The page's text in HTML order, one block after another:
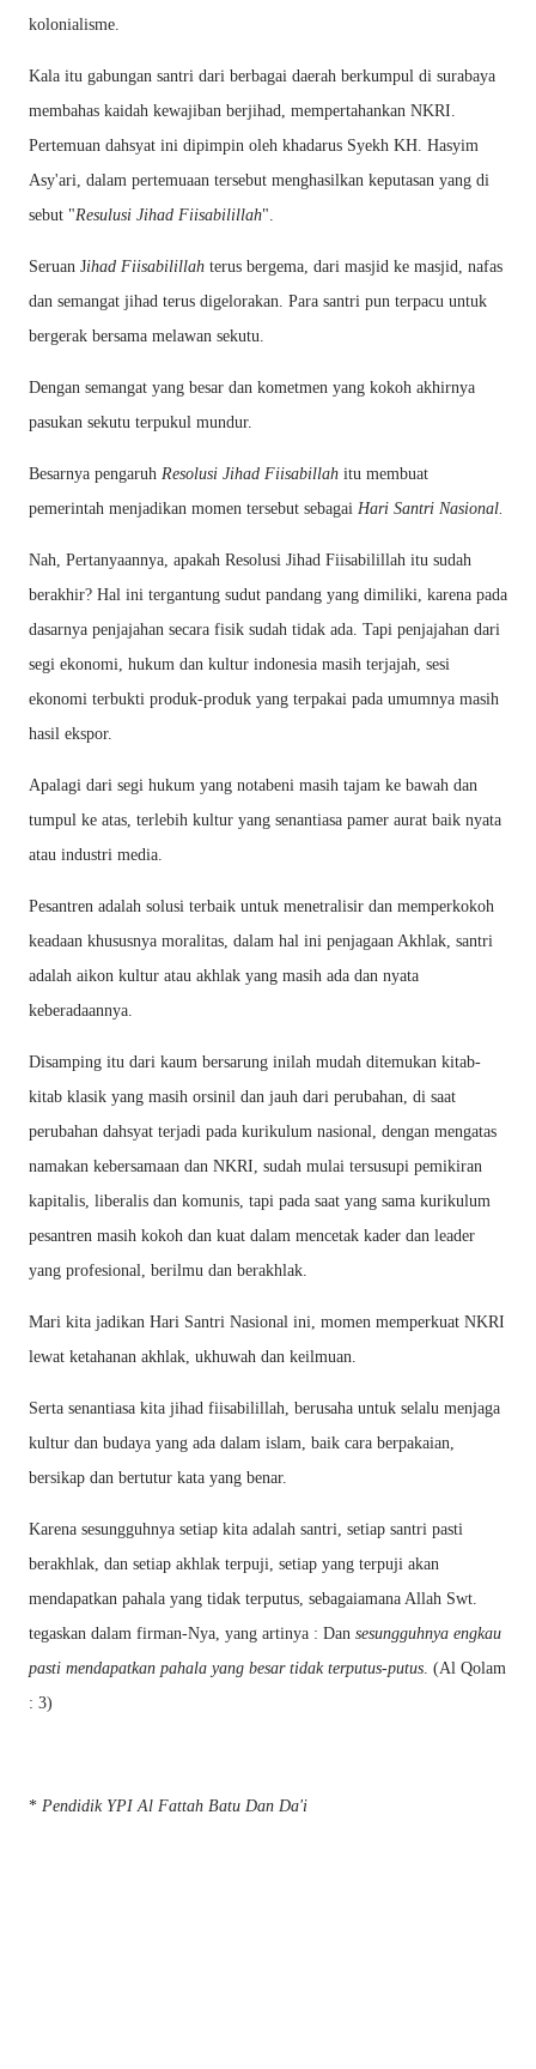
kolonialisme.
Kala itu gabungan santri dari berbagai daerah berkumpul di surabaya
membahas kaidah kewajiban berjihad, mempertahankan NKRI.
Pertemuan dahsyat ini dipimpin oleh khadarus Syekh KH. Hasyim
Asy'ari, dalam pertemuaan tersebut menghasilkan keputasan yang di
sebut "Resulusi Jihad Fiisabilillah".
Seruan Jihad Fiisabilillah terus bergema, dari masjid ke masjid, nafas
dan semangat jihad terus digelorakan. Para santri pun terpacu untuk
bergerak bersama melawan sekutu.
Dengan semangat yang besar dan kometmen yang kokoh akhirnya
pasukan sekutu terpukul mundur.
Besarnya pengaruh Resolusi Jihad Fiisabillah itu membuat
pemerintah menjadikan momen tersebut sebagai Hari Santri Nasional.
Nah, Pertanyaannya, apakah Resolusi Jihad Fiisabilillah itu sudah
berakhir? Hal ini tergantung sudut pandang yang dimiliki, karena pada
dasarnya penjajahan secara fisik sudah tidak ada. Tapi penjajahan dari
segi ekonomi, hukum dan kultur indonesia masih terjajah, sesi
ekonomi terbukti produk-produk yang terpakai pada umumnya masih
hasil ekspor.
Apalagi dari segi hukum yang notabeni masih tajam ke bawah dan
tumpul ke atas, terlebih kultur yang senantiasa pamer aurat baik nyata
atau industri media.
Pesantren adalah solusi terbaik untuk menetralisir dan memperkokoh
keadaan khususnya moralitas, dalam hal ini penjagaan Akhlak, santri
adalah aikon kultur atau akhlak yang masih ada dan nyata
keberadaannya.
Disamping itu dari kaum bersarung inilah mudah ditemukan kitab-
kitab klasik yang masih orsinil dan jauh dari perubahan, di saat
perubahan dahsyat terjadi pada kurikulum nasional, dengan mengatas
namakan kebersamaan dan NKRI, sudah mulai tersusupi pemikiran
kapitalis, liberalis dan komunis, tapi pada saat yang sama kurikulum
pesantren masih kokoh dan kuat dalam mencetak kader dan leader
yang profesional, berilmu dan berakhlak.
Mari kita jadikan Hari Santri Nasional ini, momen memperkuat NKRI
lewat ketahanan akhlak, ukhuwah dan keilmuan.
Serta senantiasa kita jihad fiisabilillah, berusaha untuk selalu menjaga
kultur dan budaya yang ada dalam islam, baik cara berpakaian,
bersikap dan bertutur kata yang benar.
Karena sesungguhnya setiap kita adalah santri, setiap santri pasti
berakhlak, dan setiap akhlak terpuji, setiap yang terpuji akan
mendapatkan pahala yang tidak terputus, sebagaiamana Allah Swt.
tegaskan dalam firman-Nya, yang artinya : Dan sesungguhnya engkau
pasti mendapatkan pahala yang besar tidak terputus-putus. (Al Qolam
: 3)
* Pendidik YPI Al Fattah Batu Dan Da'i